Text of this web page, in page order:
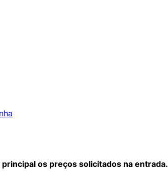
os preços solicitados na entrada.